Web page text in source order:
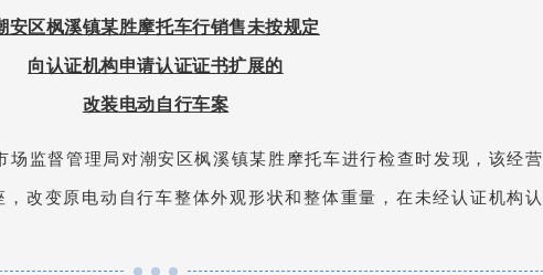
安区枫溪镇某胜摩托车行销售未按规定
向认证机构申请认证证书扩展的
改装电动自行车案
场监督管理局对潮安区枫溪镇某胜摩托车进行检查时发现，该经营
改变原电动自行车整体外观形状和整体重量，在未经认证机构认